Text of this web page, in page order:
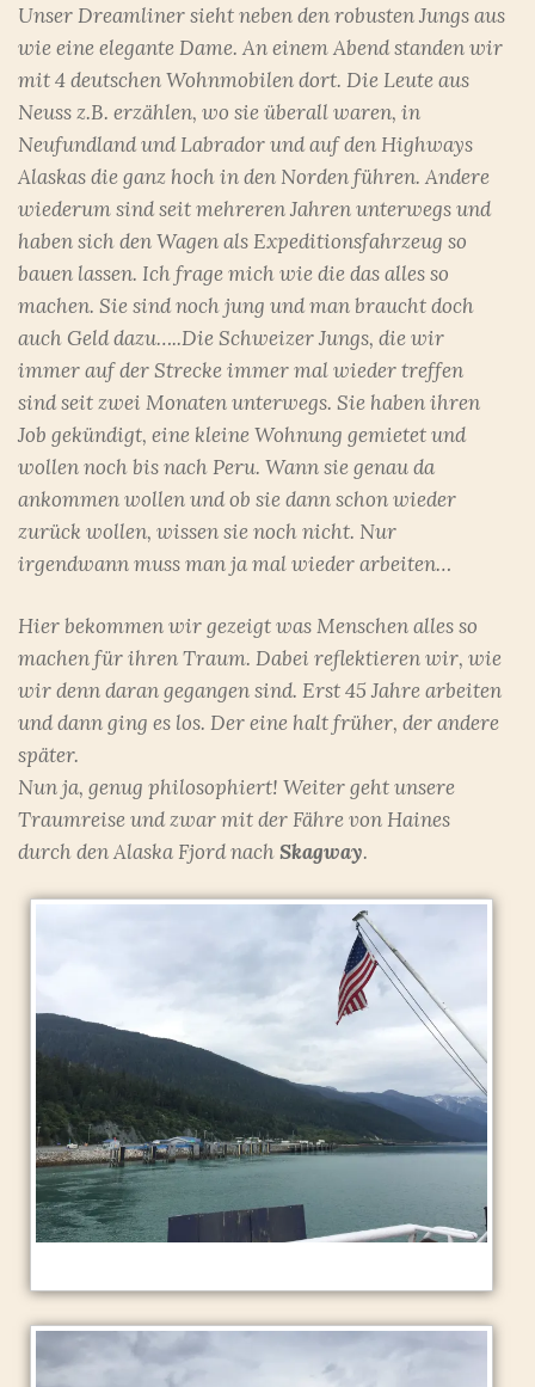
Unser Dreamliner sieht neben den robusten Jungs aus
wie eine elegante Dame. An einem Abend standen wir
mit 4 deutschen Wohnmobilen dort. Die Leute aus
Neuss z.B. erzählen, wo sie überall waren, in
Neufundland und Labrador und auf den Highways
Alaskas die ganz hoch in den Norden führen. Andere
wiederum sind seit mehreren Jahren unterwegs und
haben sich den Wagen als Expeditionsfahrzeug so
bauen lassen. Ich frage mich wie die das alles so
machen. Sie sind noch jung und man braucht doch
auch Geld dazu…..Die Schweizer Jungs, die wir
immer auf der Strecke immer mal wieder treffen
sind seit zwei Monaten unterwegs. Sie haben ihren
Job gekündigt, eine kleine Wohnung gemietet und
wollen noch bis nach Peru. Wann sie genau da
ankommen wollen und ob sie dann schon wieder
zurück wollen, wissen sie noch nicht. Nur
irgendwann muss man ja mal wieder arbeiten…
Hier bekommen wir gezeigt was Menschen alles so
machen für ihren Traum. Dabei reflektieren wir, wie
wir denn daran gegangen sind. Erst 45 Jahre arbeiten
und dann ging es los. Der eine halt früher, der andere
später.
Nun ja, genug philosophiert! Weiter geht unsere
Traumreise und zwar mit der Fähre von Haines
durch den Alaska Fjord nachSkagway.